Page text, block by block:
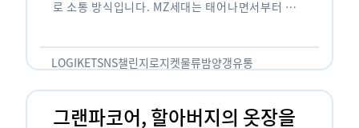
로 소통 방식입니다. MZ세대는 태어나면서부터 디
도 능숙한 …
LOGIKETSNS챌린지로지켓물류밤양갱유통
그랜파코어, 할아버지의 옷장을